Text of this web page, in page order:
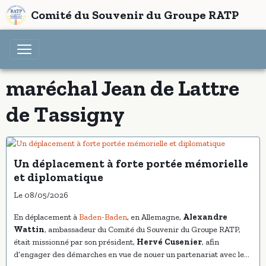
Comité du Souvenir du Groupe RATP
maréchal Jean de Lattre
de Tassigny
Un déplacement à forte portée mémorielle
et diplomatique
Le 08/05/2026
En déplacement àBaden-Baden, en Allemagne, Alexandre
Wattin, ambassadeur du Comité du Souvenir du Groupe RATP,
était missionné par son président, Hervé Cusenier, afin
d’engager des démarches en vue de nouer un partenariat avec les